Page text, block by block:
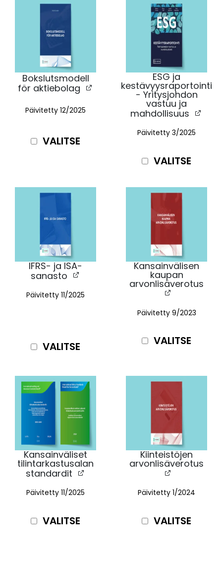
Bokslutsmodell
för aktiebolag
Päivitetty 12/2025
VALITSE
ESG ja
kestävyysraportointi
- Yritysjohdon
vastuu ja
mahdollisuus
Päivitetty 3/2025
VALITSE
IFRS- ja ISA-
sanasto
Päivitetty 11/2025
VALITSE
Kansainvälisen
kaupan
arvonlisäverotus
Päivitetty 9/2023
VALITSE
Kansainväliset
tilintarkastusalan
standardit
Päivitetty 11/2025
VALITSE
Kiinteistöjen
arvonlisäverotus
Päivitetty 1/2024
VALITSE